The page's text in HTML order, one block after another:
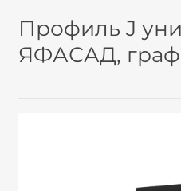
Профиль J
ЯФАСАД,